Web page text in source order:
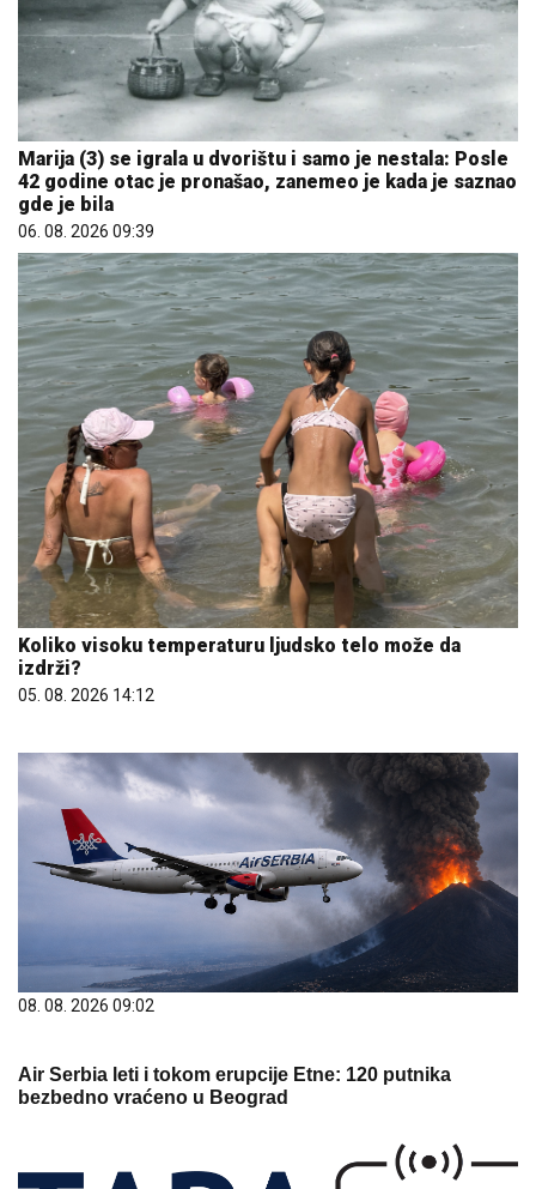
Marija (3) se igrala u dvorištu i samo je nestala: Posle
42 godine otac je pronašao, zanemeo je kada je saznao
gde je bila
06. 08. 2026 09:39
Koliko visoku temperaturu ljudsko telo može da
izdrži?
05. 08. 2026 14:12
08. 08. 2026 09:02
Air Serbia leti i tokom erupcije Etne: 120 putnika
bezbedno vraćeno u Beograd